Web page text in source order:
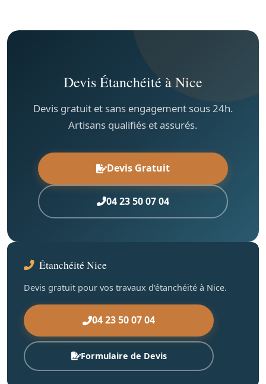
Devis Étanchéité à Nice
Devis gratuit et sans engagement sous 24h.
Artisans qualifiés et assurés.
Devis Gratuit
04 23 50 07 04
Étanchéité Nice
Devis gratuit pour vos travaux d'étanchéité à Nice.
04 23 50 07 04
Formulaire de Devis